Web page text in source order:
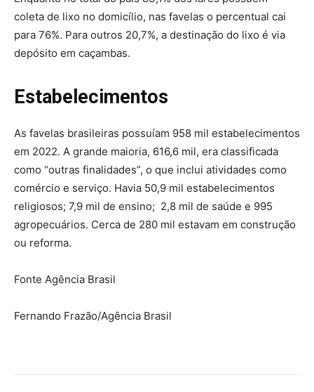
coleta de lixo no domicílio, nas favelas o percentual cai
para 76%. Para outros 20,7%, a destinação do lixo é via
depósito em caçambas.
Estabelecimentos
As favelas brasileiras possuíam 958 mil estabelecimentos
em 2022. A grande maioria, 616,6 mil, era classificada
como “outras finalidades”, o que inclui atividades como
comércio e serviço. Havia 50,9 mil estabelecimentos
religiosos; 7,9 mil de ensino; 2,8 mil de saúde e 995
agropecuários. Cerca de 280 mil estavam em construção
ou reforma.
Fonte Agência Brasil
Fernando Frazão/Agência Brasil